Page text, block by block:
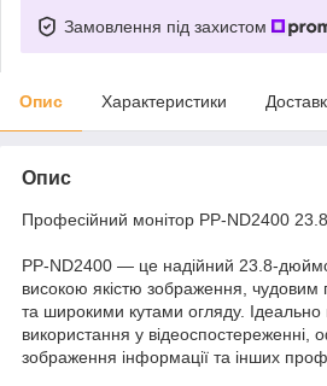
Замовлення під захистом
Опис Характеристики
Опис
Професійний монітор PP-ND2400
PP-ND2400 — це надійний 23.8-
високою якістю зображення,
та широкими кутами огляду. Ідеально
використання у відеоспостереженні,
зображення інформації та інших